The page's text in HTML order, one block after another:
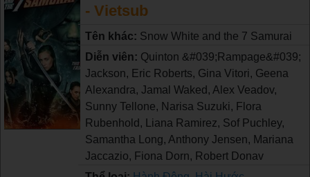
- Vietsub
Tên khác: Snow White and the 7 Samurai
Diễn viên: Quinton &#039;Rampage&#039;
Jackson, Eric Roberts, Gina Vitori, Geena
Alexandra, Jamal Waked, Alex Veadov,
Sunny Tellone, Narisa Suzuki, Flora
Rubenhold, Liana Ramirez, Sof Puchley,
Samantha Long, Anthony Jensen, Mariana
Jaccazio, Fiona Dorn, Robert Donav